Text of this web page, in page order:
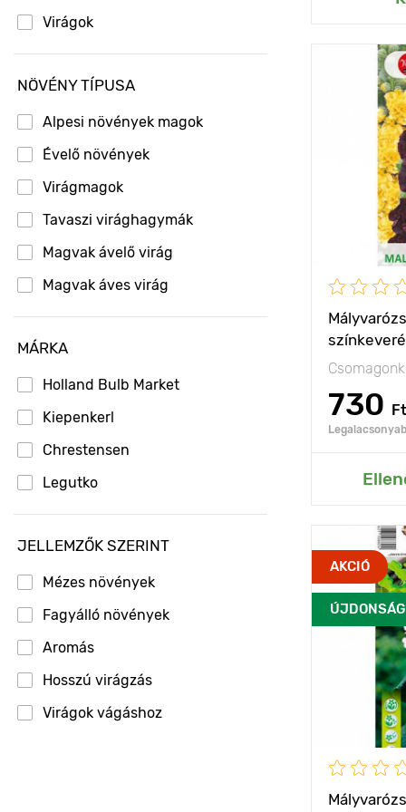
Virágok
NÖVÉNY TÍPUSA
Alpesi növények magok
Évelő növények
Virágmagok
Tavaszi virághagymák
Magvak ávelő virág
Magvak áves virág
MÁRKA
Holland Bulb Market
Kiepenkerl
Chrestensen
Legutko
JELLEMZŐK SZERINT
Mézes növények
Fagyálló növények
Aromás
Hosszú virágzás
Virágok vágáshoz
730 Ft
Jellemzők
Kifejlett kori
magasság
Ültetési
Fényigény
AKCIÓ
Jellemzők
Kifejlett kori
magasság
Ültetési
Ültetési
Fényigény
Fagyállóság